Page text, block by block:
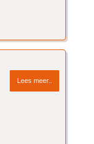
Lees meer..